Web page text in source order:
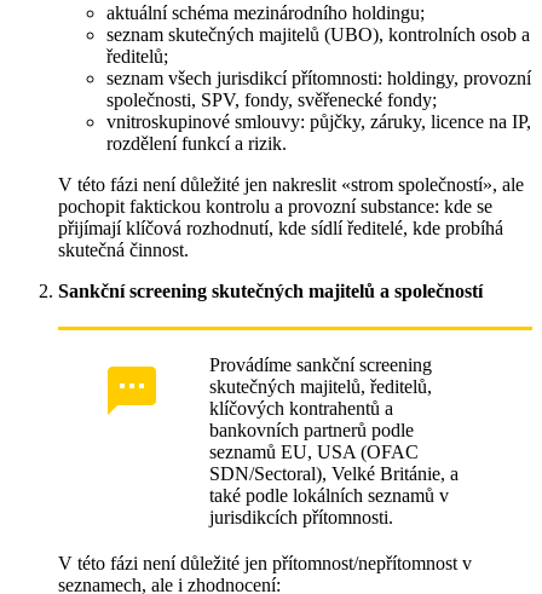
aktuální schéma mezinárodního holdingu;
seznam skutečných majitelů (UBO), kontrolních osob a
ředitelů;
seznam všech jurisdikcí přítomnosti: holdingy, provozní
společnosti, SPV, fondy, svěřenecké fondy;
vnitroskupinové smlouvy: půjčky, záruky, licence na IP,
rozdělení funkcí a rizik.
V této fázi není důležité jen nakreslit «strom společností», ale
pochopit faktickou kontrolu a provozní substance: kde se
přijímají klíčová rozhodnutí, kde sídlí ředitelé, kde probíhá
skutečná činnost.
Sankční screening skutečných majitelů a společností
Provádíme sankční screening
skutečných majitelů, ředitelů,
klíčových kontrahentů a
bankovních partnerů podle
seznamů EU, USA (OFAC
SDN/Sectoral), Velké Británie, а
také podle lokálních seznamů v
jurisdikcích přítomnosti.
V této fázi není důležité jen přítomnost/nepřítomnost v
seznamech, ale i zhodnocení: